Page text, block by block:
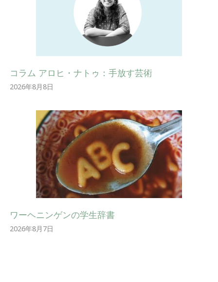
コラム アロヒ・ナトゥ：手放す芸術
2026年8月8日
ワーヘニンゲンの学生辞書
2026年8月7日